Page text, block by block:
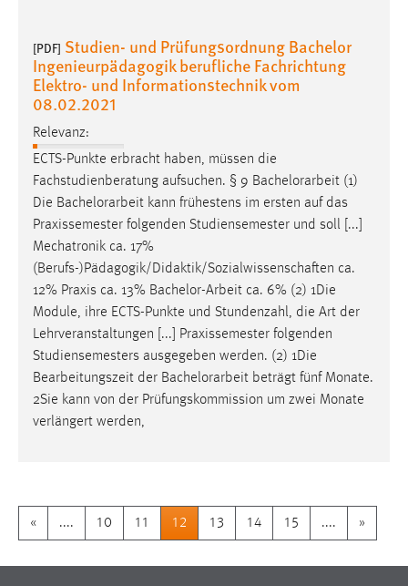
[PDF] Studien- und Prüfungsordnung Bachelor
Ingenieurpädagogik berufliche Fachrichtung
Elektro- und Informationstechnik vom
08.02.2021
Relevanz:
ECTS-Punkte erbracht haben, müssen die
Fachstudienberatung aufsuchen. § 9 Bachelorarbeit (1)
Die Bachelorarbeit kann frühestens im ersten auf das
Praxissemester folgenden Studiensemester und soll [...]
Mechatronik ca. 17%
(Berufs-)Pädagogik/Didaktik/Sozialwissenschaften ca.
12% Praxis ca. 13% Bachelor-Arbeit ca. 6% (2) 1Die
Module, ihre ECTS-Punkte und Stundenzahl, die Art der
Lehrveranstaltungen [...] Praxissemester folgenden
Studiensemesters ausgegeben werden. (2) 1Die
Bearbeitungszeit der Bachelorarbeit beträgt fünf Monate.
2Sie kann von der Prüfungskommission um zwei Monate
verlängert werden,
« .... 10 11 12 13 14 15 .... »